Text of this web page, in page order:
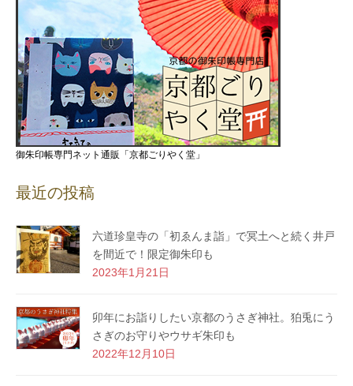
御朱印帳専門ネット通販「京都ごりやく堂」
最近の投稿
六道珍皇寺の「初ゑんま詣」で冥土へと続く井戸
を間近で！限定御朱印も
2023年1月21日
卯年にお詣りしたい京都のうさぎ神社。狛兎にう
さぎのお守りやウサギ朱印も
2022年12月10日